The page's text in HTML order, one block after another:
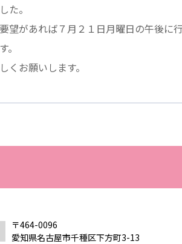
浦和学院高等学校
活動法人アート応援隊
た。
望があれば７月２１日月曜日の午後に
。
くお願いします。
〒464-0096
愛知県名古屋市千種区下方町3-13